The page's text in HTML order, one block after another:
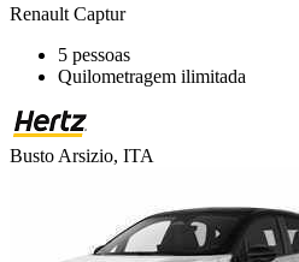
Renault Captur
5 pessoas
Quilometragem ilimitada
Busto Arsizio, ITA